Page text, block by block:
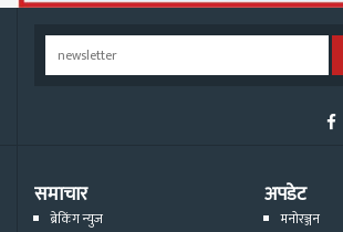
समाचार
ब्रेकिंग न्युज
अपडेट
मनोरञ्जन